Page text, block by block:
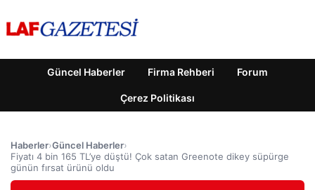
Güncel Haberler Firma Rehberi Forum
Çerez Politikası
Haberler›Güncel Haberler›
Fiyatı 4 bin 165 TL’ye düştü! Çok satan Greenote dikey süpürge
günün fırsat ürünü oldu